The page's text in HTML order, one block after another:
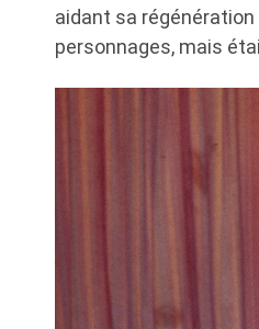
aidant sa
personnages, mais